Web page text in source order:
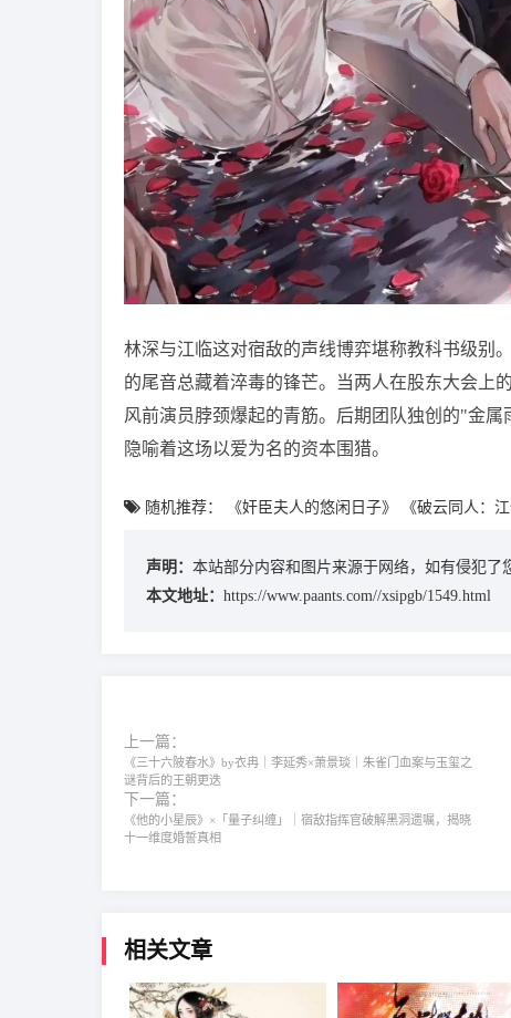
林深与江临这对宿敌的声线博弈堪称教科书级别
的尾音总藏着淬毒的锋芒。当两人在股东大会上
风前演员脖颈爆起的青筋。后期团队独创的"金
隐喻着这场以爱为名的资本围猎。
随机推荐： 《奸臣夫人的悠闲日子》 《破云同人：
声明： 本站部分内容和图片来源于网络，如有侵犯了
本文地址： https://www.paants.com//xsipgb/1549.html
上一篇：
《三十六陂春水》by衣冉｜李延秀×萧景琰｜朱雀门血案与玉玺之
谜背后的王朝更迭
下一篇：
《他的小星辰》×「量子纠缠」｜宿敌指挥官破解黑洞遗嘱，揭晓
十一维度婚誓真相
相关文章